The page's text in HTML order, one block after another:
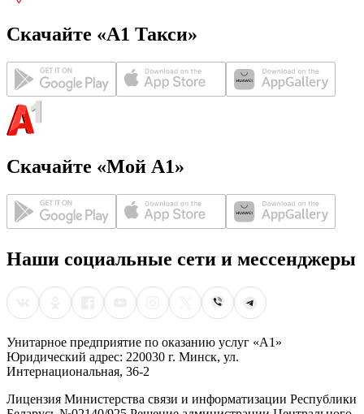
Скачайте «А1 Такси»
Скачайте «Мой А1»
Наши социальные сети и мессенджеры
Унитарное предприятие по оказанию услуг «А1»
Юридический адрес: 220030 г. Минск, ул.
Интернациональная, 36-2
Лицензия Министерства связи и информатизации Республики